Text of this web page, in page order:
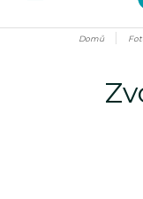
Domů